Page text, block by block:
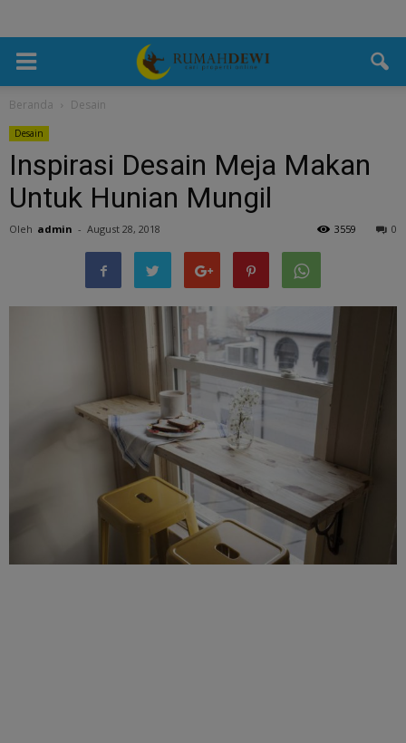
Beranda Desain
Desain
Inspirasi Desain Meja Makan
Untuk Hunian Mungil
Oleh admin - August 28, 2018 0
3559